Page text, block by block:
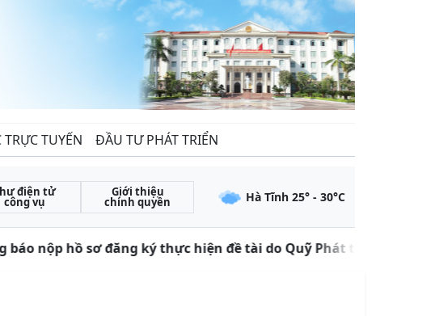
TRỰC TUYẾN ĐẦU TƯ PHÁT TRIỂN
điện tử
công vụ
Giới thiệu
chính quyền Hà Tĩnh 25° - 30°C
báo nộp hồ sơ đăng ký thực hiện đề tài do Quỹ Phát triển khoa